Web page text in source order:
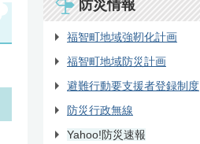
防災情報
福智町地域強靭化計画
福智町地域防災計画
避難行動要支援者登録制度
防災行政無線
Yahoo!防災速報